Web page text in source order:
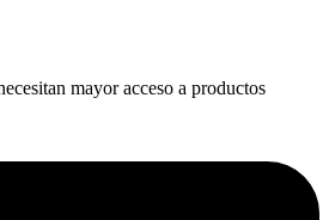
mayor acceso a productos